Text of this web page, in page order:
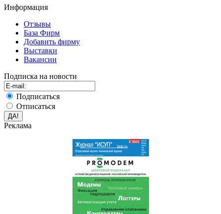
Информация
Отзывы
База Фирм
Добавить фирму
Выставки
Вакансии
Подписка на новости
Подписаться
Отписаться
Реклама